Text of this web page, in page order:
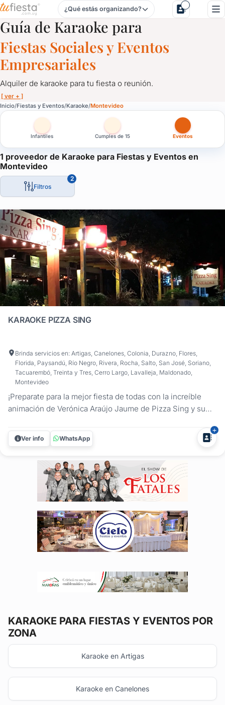
Karaoke para Fiestas y Eventos en Montevideo
¿Qué estás organizando?
Guía de Karaoke para
Fiestas Sociales y Eventos
Empresariales
Alquiler de karaoke para tu fiesta o reunión.
[ ver + ]
Inicio Fiestas y Eventos Karaoke Montevideo
Infantiles Cumples de 15 Eventos
1 proveedor de Karaoke para Fiestas y Eventos en
Montevideo
Filtros
2
KARAOKE PIZZA SING
Brinda servicios en: Artigas, Canelones, Colonia, Durazno, Flores,
Florida, Paysandú, Río Negro, Rivera, Rocha, Salto, San José, Soriano,
Tacuarembó, Treinta y Tres, Cerro Largo, Lavalleja, Maldonado,
Montevideo
¡Preparate para la mejor fiesta de todas con la increíble
animación de Verónica Araújo Jaume de Pizza Sing y su
celebre tu Fiesta, Despedida de Año o Evento, nosotros
estamos ahí para asegurarnos de que sea una experiencia
Ver info WhatsApp
KARAOKE PARA FIESTAS Y EVENTOS POR
ZONA
Karaoke en Artigas
Karaoke en Canelones
Karaoke para Fiestas y Eventos en Montevideo
Alquiler de karaoke para tu fiesta o reunión.
Infaltable con amigos o en familia, el karaoke se adapta a
Y a cualquier momento: fiestas infantiles, empresariales,
Todos nos divertimos con el karaoke y aquí tenés la opción de